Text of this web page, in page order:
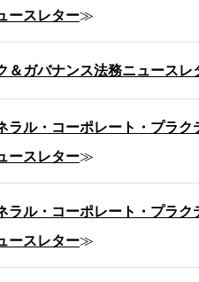
ースレター≫
＆ガバナンス法務ニュースレ
ラル・コーポレート・プラ
ースレター≫
ラル・コーポレート・プラ
ースレター≫